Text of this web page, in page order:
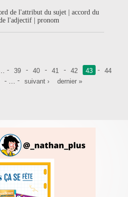
de l'attribut du sujet | accord du
l'adjectif | pronom
39 40 41 42 43
44
suivant › dernier »